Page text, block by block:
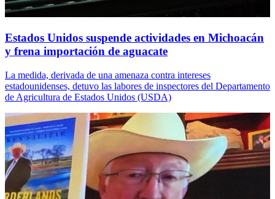
Estados Unidos suspende actividades en Michoacán
y frena importación de aguacate
La medida, derivada de una amenaza contra intereses
estadounidenses, detuvo las labores de inspectores del Departamento
de Agricultura de Estados Unidos (USDA)